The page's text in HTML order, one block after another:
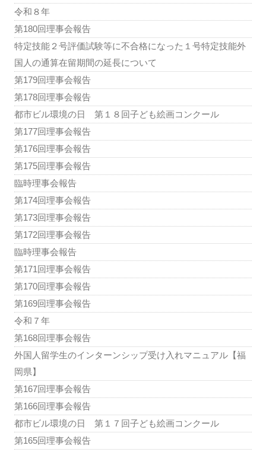
令和８年
第180回理事会報告
特定技能２号評価試験等に不合格になった１号特定技能外
国人の通算在留期間の延長について
第179回理事会報告
第178回理事会報告
都市ビル環境の日 第１８回子ども絵画コンクール
第177回理事会報告
第176回理事会報告
第175回理事会報告
臨時理事会報告
第174回理事会報告
第173回理事会報告
第172回理事会報告
臨時理事会報告
第171回理事会報告
第170回理事会報告
第169回理事会報告
令和７年
第168回理事会報告
外国人留学生のインターンシップ受け入れマニュアル【福
岡県】
第167回理事会報告
第166回理事会報告
都市ビル環境の日 第１７回子ども絵画コンクール
第165回理事会報告